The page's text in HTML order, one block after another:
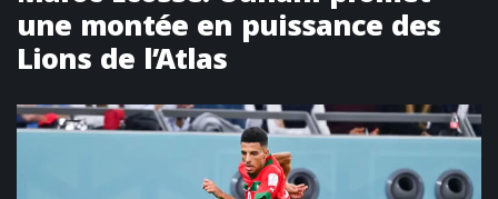
une montée en puissance des
Lions de l’Atlas